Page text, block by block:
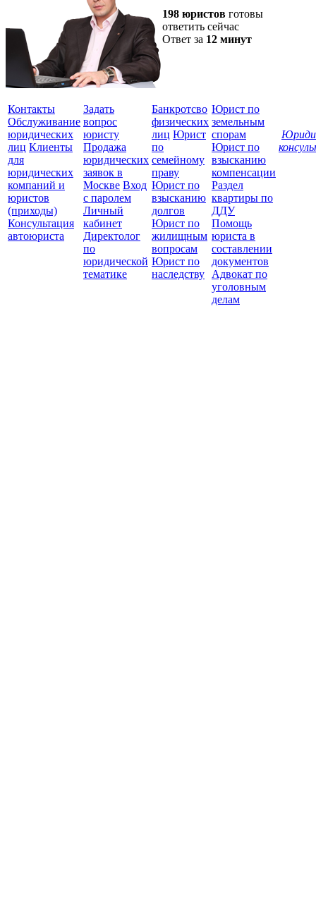
198 юристов готовы
ответить сейчас
Ответ за 12 минут
Контакты
Обслуживание
юридических
лиц Клиенты
для
юридических
компаний и
юристов
(приходы)
Консультация
автоюриста
Задать
вопрос
юристу
Продажа
юридических
заявок в
Москве Вход
с паролем
Личный
кабинет
Директолог
по
юридической
тематике
Банкротсво
физических
лиц Юрист
по
семейному
праву
Юрист по
взысканию
долгов
Юрист по
жилищным
вопросам
Юрист по
наследству
Юрист по
земельным
спорам
Юрист по
взысканию
компенсации
Раздел
квартиры по
ДДУ
Помощь
юриста в
составлении
документов
Адвокат по
уголовным
делам